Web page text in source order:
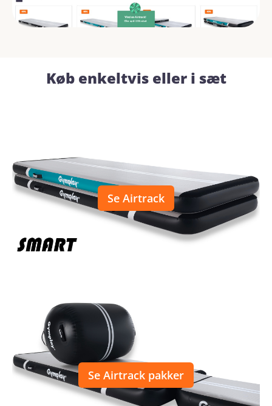
Køb enkeltvis eller i sæt
Se Airtrack
Se Airtrack pakker